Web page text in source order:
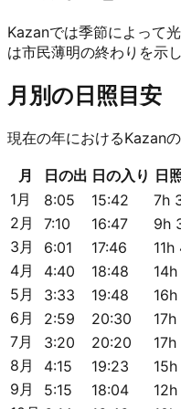
Kazanでは季節によって
は市民薄明の終わりを示し
月別の日照目安
現在の年におけるKazan
月 日の出 日の入り 日
1月
8:05 15:42
7h
2月
7:10 16:47
9h
3月
6:01 17:46
4月
4:40 18:48
5月
3:33 19:48
6月
2:59 20:30
17h
7月
3:20 20:20
8月
4:15 19:23
9月
5:15 18:04